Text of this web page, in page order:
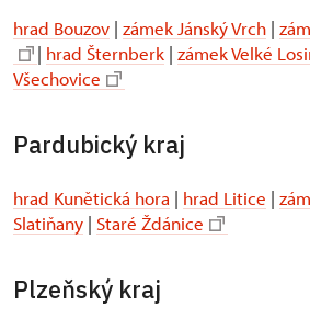
hrad Bouzov | zámek Jánský Vrch |
| hrad Šternberk | zámek Velké
Všechovice
Pardubický kraj
hrad Kunětická hora | hrad Litice |
Slatiňany | Staré Ždánice
Plzeňský kraj